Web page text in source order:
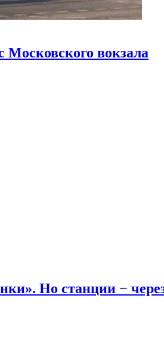
Московского вокзала
Но станции −